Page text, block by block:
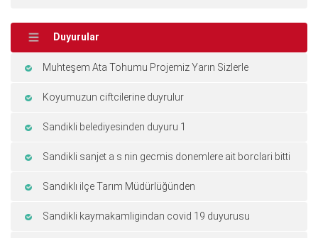
Duyurular
Muhteşem Ata Tohumu Projemiz Yarın Sizlerle
Koyumuzun ciftcilerine duyrulur
Sandikli belediyesinden duyuru 1
Sandikli sanjet a s nin gecmis donemlere ait borclari bitti
Sandıklı ilçe Tarım Müdürlüğünden
Sandikli kaymakamligindan covid 19 duyurusu